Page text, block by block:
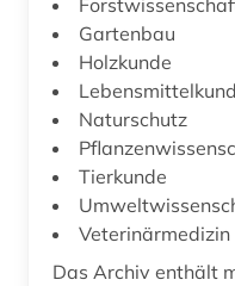
Gartenbau
Holzkunde
Naturschutz
Tierkunde
Veterinärmedizin
Das Archiv enthält